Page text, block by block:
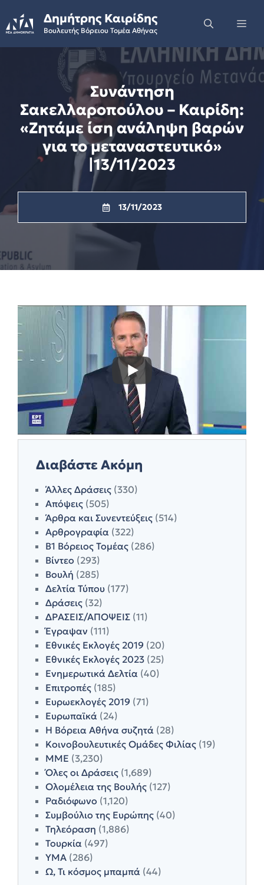
to
content
Δημήτρης Καιρίδης
Βουλευτής Βόρειου Τομέα Αθήνας
Συνάντηση
Σακελλαροπούλου – Καιρίδη:
«Ζητάμε ίση ανάληψη βαρών
για το μεταναστευτικό»
|13/11/2023
13/11/2023
Διαβάστε Ακόμη
Άλλες Δράσεις (330)
Απόψεις (505)
Άρθρα και Συνεντεύξεις (514)
Αρθρογραφία (322)
Β1 Βόρειος Τομέας (286)
Βίντεο (293)
Βουλή (285)
Δελτία Τύπου (177)
Δράσεις (32)
ΔΡΑΣΕΙΣ/ΑΠΟΨΕΙΣ (11)
Έγραψαν (111)
Εθνικές Εκλογές 2019 (20)
Εθνικές Εκλογές 2023 (25)
Ενημερωτικά Δελτία (40)
Επιτροπές (185)
Ευρωεκλογές 2019 (71)
Ευρωπαϊκά (24)
Η Βόρεια Αθήνα συζητά (28)
Κοινοβουλευτικές Ομάδες Φιλίας (19)
ΜΜΕ (3,230)
Όλες οι Δράσεις (1,689)
Ολομέλεια της Βουλής (127)
Ραδιόφωνο (1,120)
Συμβούλιο της Ευρώπης (40)
Τηλεόραση (1,886)
Τουρκία (497)
ΥΜΑ (286)
Ω, Τι κόσμος μπαμπά (44)